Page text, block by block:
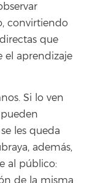
convirtiendo
que
el aprendizaje
Si lo ven
les queda
además,
al público:
de la misma